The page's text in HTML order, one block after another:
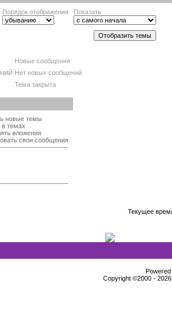
Порядок отображения Показать
Новые сообщения
Нет новых сообщений
Тема закрыта
новые темы
в темах
вложения
свои сообщения
Текущее
Copyright ©2000 -